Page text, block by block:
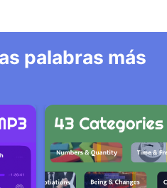
palabras más